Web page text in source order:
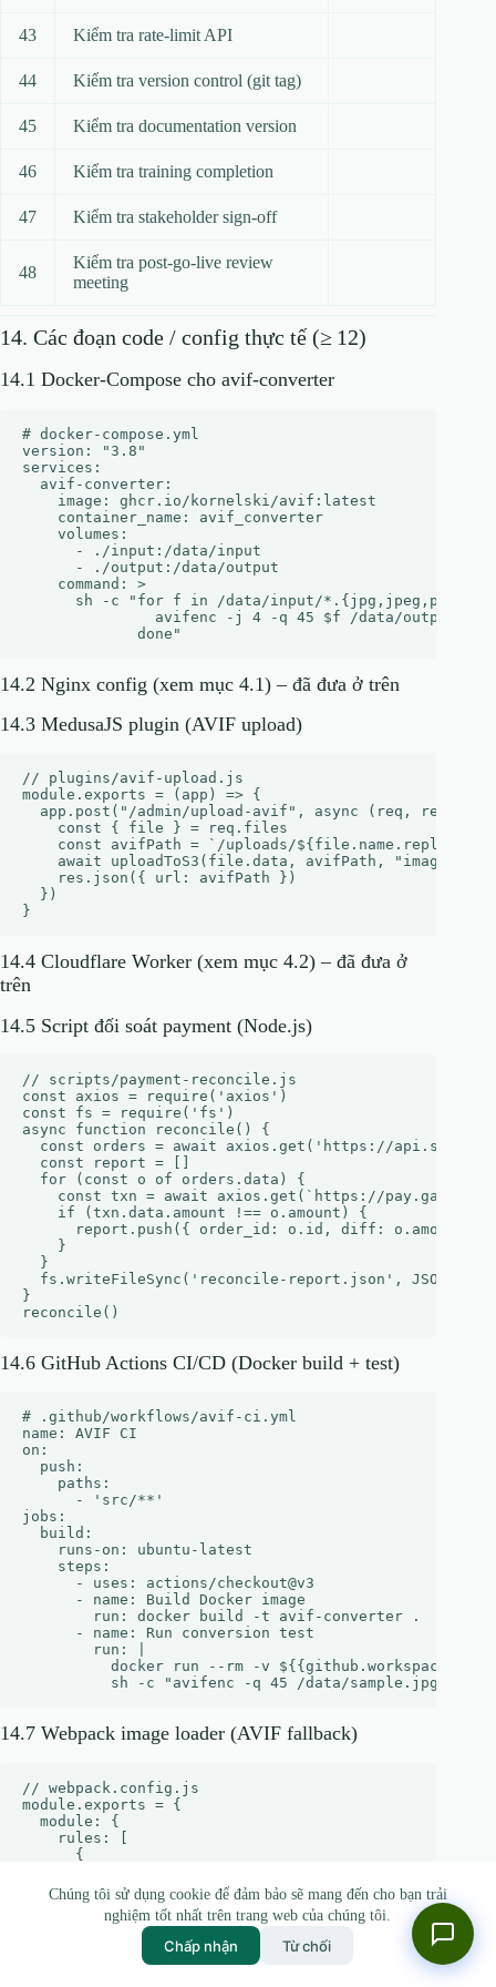
Chúng tôi sử dụng cookie để đảm bảo sẽ mang đến cho bạn trải
nghiệm tốt nhất trên trang web của chúng tôi.
Chấp nhận Từ chối
43 Kiểm tra rate‑limit API
44 Kiểm tra version control (git tag)
45 Kiểm tra documentation version
46 Kiểm tra training completion
47 Kiểm tra stakeholder sign‑off
48
Kiểm tra post‑go‑live review
meeting
14. Các đoạn code / config thực tế (≥ 12)
14.1 Docker‑Compose cho avif‑converter
# docker-compose.yml
version: "3.8"
services:
  avif-converter:
    image: ghcr.io/kornelski/avif:latest
    container_name: avif_converter
    volumes:
      - ./input:/data/input
      - ./output:/data/output
    command: >
sh -c "for f in /data/input/*.{jpg,jpeg,png};
avifenc -j 4 -q 45 $f /data/output/
14.2 Nginx config (xem mục 4.1) – đã đưa ở trên
14.3 MedusaJS plugin (AVIF upload)
// plugins/avif-upload.js
module.exports = (app) => {
app.post("/admin/upload-avif", async (req, res) =>
    const { file } = req.files
const avifPath = `/uploads/${file.name.replace(/
await uploadToS3(file.data, avifPath, "image/
    res.json({ url: avifPath })
  })
14.4 Cloudflare Worker (xem mục 4.2) – đã đưa ở
trên
14.5 Script đối soát payment (Node.js)
// scripts/payment-reconcile.js
const axios = require('axios')
const fs = require('fs')
async function reconcile() {
const orders = await axios.get('https://
  const report = []
  for (const o of orders.data) {
const txn = await axios.get(`https://
    if (txn.data.amount !== o.amount) {
report.push({ order_id: o.id, diff: o.amount -
    }
  }
fs.writeFileSync('reconcile-report.json',
}
14.6 GitHub Actions CI/CD (Docker build + test)
# .github/workflows/avif-ci.yml
name: AVIF CI
on:
  push:
    paths:
      - 'src/**'
jobs:
  build:
    runs-on: ubuntu-latest
    steps:
      - uses: actions/checkout@v3
      - name: Build Docker image
        run: docker build -t avif-converter .
      - name: Run conversion test
        run: |
docker run --rm -v ${{github.workspace}}/
14.7 Webpack image loader (AVIF fallback)
// webpack.config.js
module.exports = {
  module: {
    rules: [
      {
        use: [
          {
            loader: 'responsive-loader',
            options: {
adapter: require('responsive-loader/